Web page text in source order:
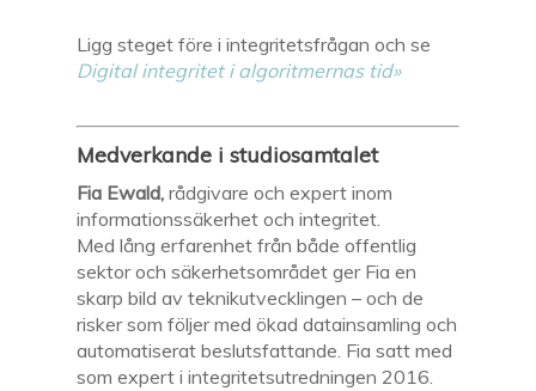
Ligg steget före i integritetsfrågan och se
Digital integritet i algoritmernas tid»
Medverkande i studiosamtalet
Fia Ewald, rådgivare och expert inom
informationssäkerhet och integritet.
Med lång erfarenhet från både offentlig
sektor och säkerhetsområdet ger Fia en
skarp bild av teknikutvecklingen – och de
risker som följer med ökad datainsamling och
automatiserat beslutsfattande. Fia satt med
som expert i integritetsutredningen 2016.